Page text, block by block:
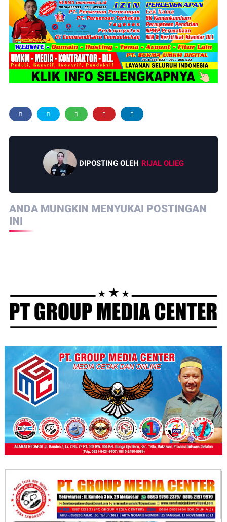
DIPOSTING OLEH RIJAL OLIEG
ANDA MUNGKIN MENYUKAI POSTINGAN
INI